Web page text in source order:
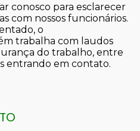
conosco para esclarecer
com nossos funcionários.
o
trabalha com laudos
do trabalho, entre
entrando em contato.